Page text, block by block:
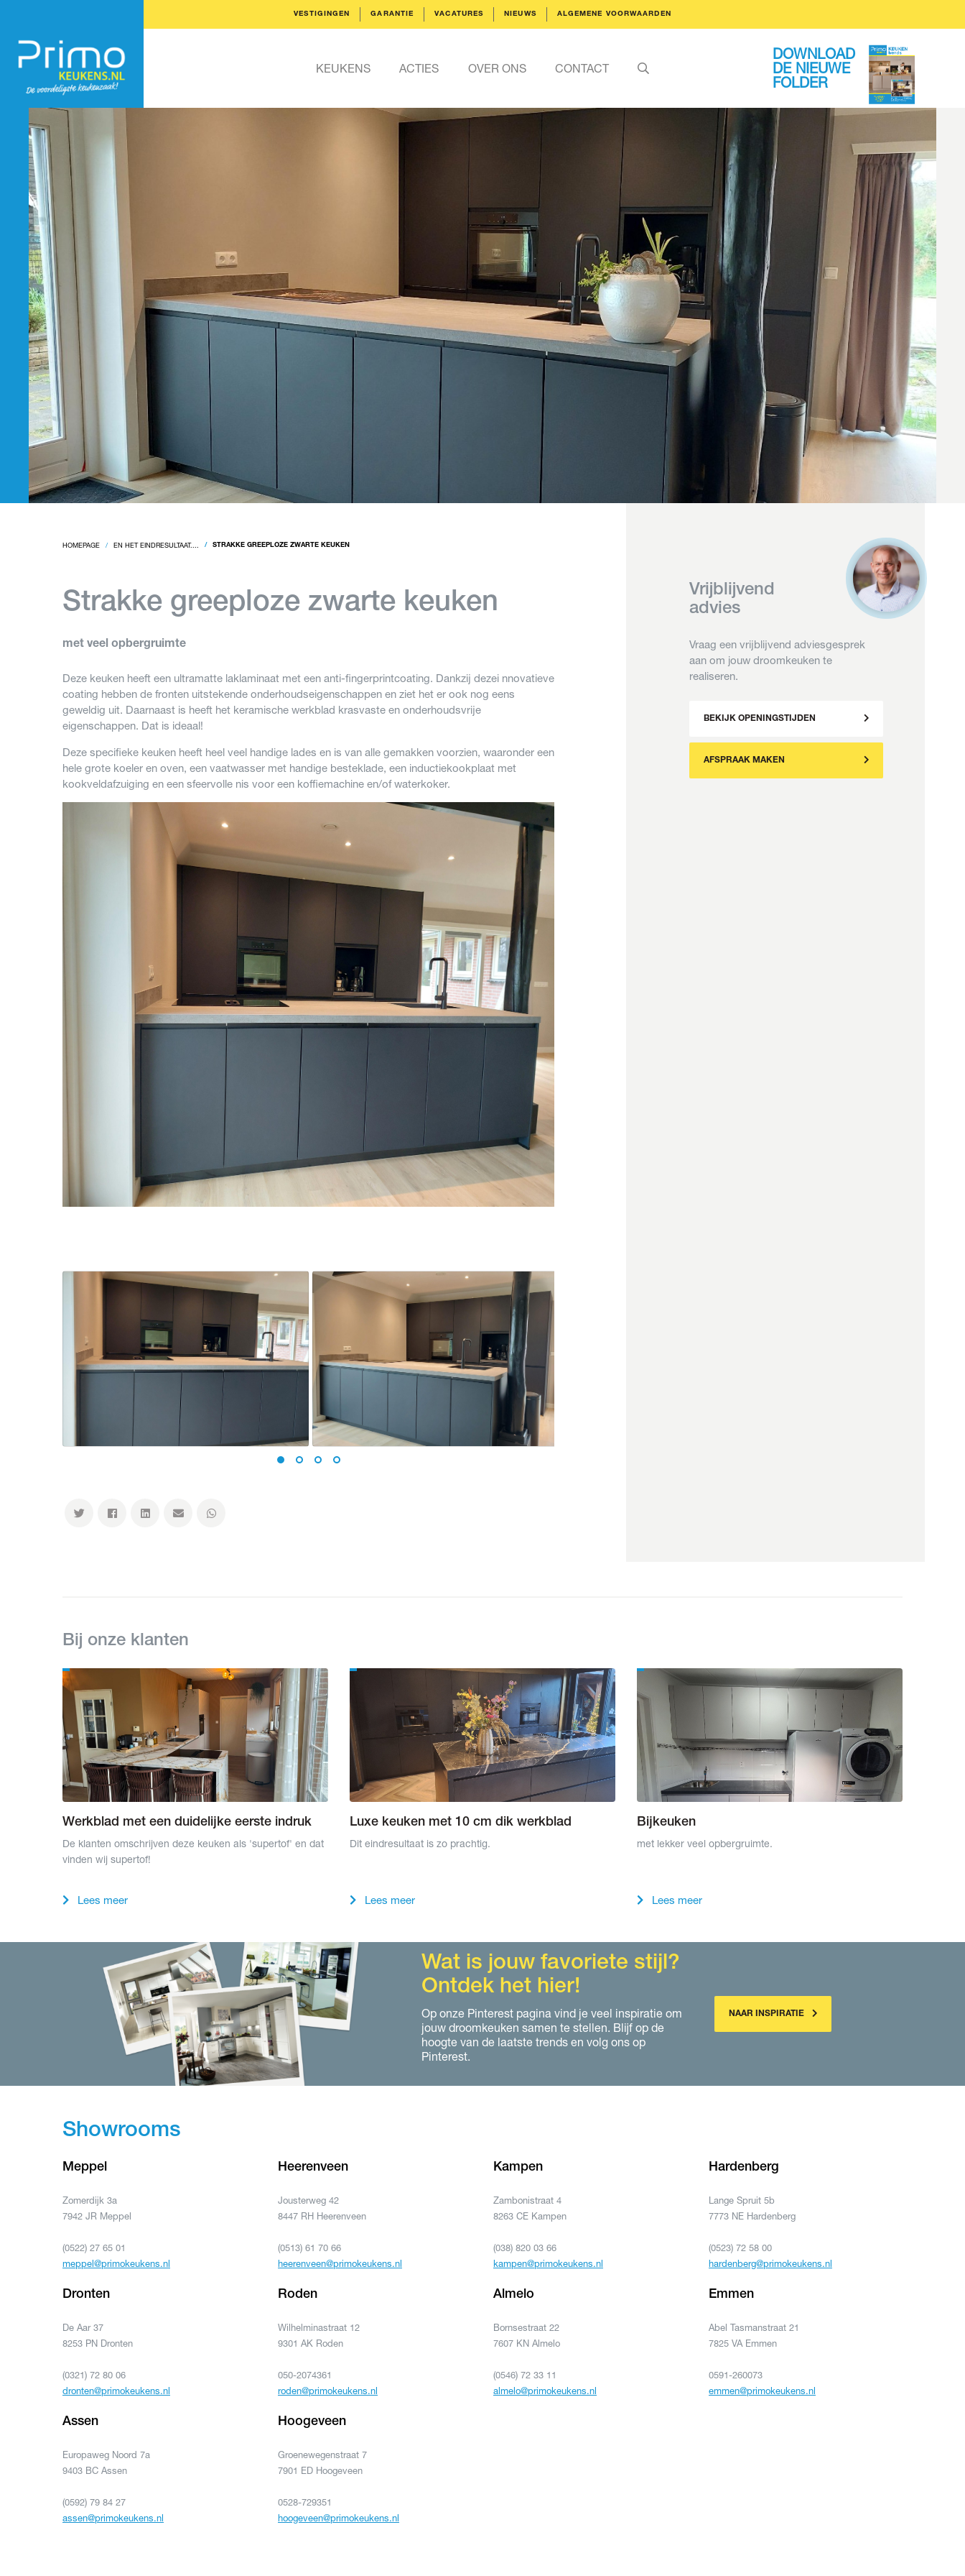
VESTIGINGEN GARANTIE VACATURES NIEUWS ALGEMENE VOORWAARDEN
KEUKENS ACTIES OVER ONS CONTACT
DOWNLOAD
DE NIEUWE
FOLDER
HOMEPAGE EN HET EINDRESULTAAT.... STRAKKE GREEPLOZE ZWARTE KEUKEN
Strakke greeploze zwarte keuken
met veel opbergruimte
Deze keuken heeft een ultramatte laklaminaat met een anti-fingerprintcoating. Dankzij dezei nnovatieve
coating hebben de fronten uitstekende onderhoudseigenschappen en ziet het er ook nog eens
geweldig uit. Daarnaast is heeft het keramische werkblad krasvaste en onderhoudsvrije
eigenschappen. Dat is ideaal!
Deze specifieke keuken heeft heel veel handige lades en is van alle gemakken voorzien, waaronder een
hele grote koeler en oven, een vaatwasser met handige besteklade, een inductiekookplaat met
kookveldafzuiging en een sfeervolle nis voor een koffiemachine en/of waterkoker.
Vrijblijvend
advies
Vraag een vrijblijvend adviesgesprek
aan om jouw droomkeuken te
realiseren.
BEKIJK OPENINGSTIJDEN
AFSPRAAK MAKEN
Bij onze klanten
Werkblad met een duidelijke eerste indruk
De klanten omschrijven deze keuken als 'supertof' en dat
vinden wij supertof!
Lees meer
Luxe keuken met 10 cm dik werkblad
Dit eindresultaat is zo prachtig.
Lees meer
Bijkeuken
met lekker veel opbergruimte.
Lees meer
Wat is jouw favoriete stijl?
Ontdek het hier!
Op onze Pinterest pagina vind je veel inspiratie om
jouw droomkeuken samen te stellen. Blijf op de
hoogte van de laatste trends en volg ons op
Pinterest.
NAAR INSPIRATIE
Showrooms
Meppel
Zomerdijk 3a
7942 JR Meppel
(0522) 27 65 01
meppel@primokeukens.nl
Heerenveen
Jousterweg 42
8447 RH Heerenveen
(0513) 61 70 66
heerenveen@primokeukens.nl
Kampen
Zambonistraat 4
8263 CE Kampen
(038) 820 03 66
kampen@primokeukens.nl
Hardenberg
Lange Spruit 5b
7773 NE Hardenberg
(0523) 72 58 00
hardenberg@primokeukens.nl
Dronten
De Aar 37
8253 PN Dronten
(0321) 72 80 06
dronten@primokeukens.nl
Roden
Wilhelminastraat 12
9301 AK Roden
050-2074361
roden@primokeukens.nl
Almelo
Bornsestraat 22
7607 KN Almelo
(0546) 72 33 11
almelo@primokeukens.nl
Emmen
Abel Tasmanstraat 21
7825 VA Emmen
0591-260073
emmen@primokeukens.nl
Assen
Europaweg Noord 7a
9403 BC Assen
(0592) 79 84 27
assen@primokeukens.nl
Hoogeveen
Groenewegenstraat 7
7901 ED Hoogeveen
0528-729351
hoogeveen@primokeukens.nl